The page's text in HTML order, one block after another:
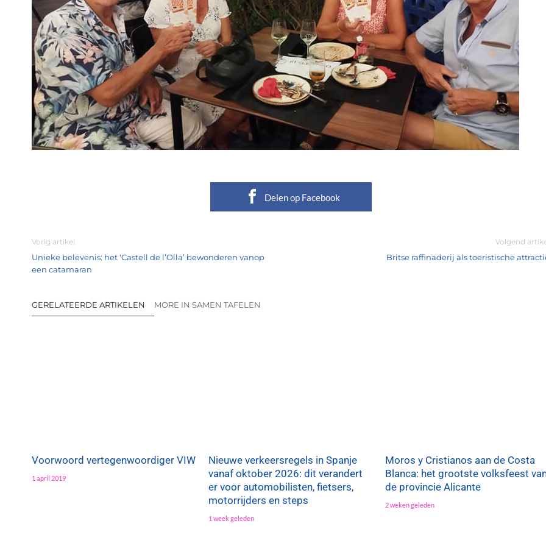
Delen op Facebook
Vorig artikel
Unieke belevenis: het ‘Castell de l’Olla’ bewonderen vanop
een catamaran
Volgend
Britse raffinaderij als toeristische
GERELATEERDE ARTIKELEN MORE IN SAMEN TAFELEN
Voorwoord vertegenwoordiger VIW
1 april 2019
Nieuwe verkeersregels in Spanje
vanaf oktober 2026: dit verandert
er voor automobilisten, fietsers,
motorrijders en steps
1 week geleden
Moros y Cristianos aan de Costa
Blanca: het grootste volksfeest
de provincie Alicante
2 weken geleden